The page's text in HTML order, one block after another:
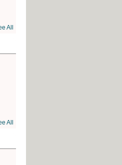
All
All